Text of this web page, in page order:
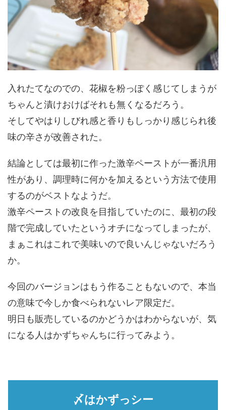
入れたてなのでの、花椒を粉っぽく感じてしまうが
ちゃんと漬けおけばそれも無くなるだろう。
そしてやはりしびれ感と香りもしっかり感じられ後
味の辛さが改善された。
結論としては最初に作った激辛ペーストが一番汎用
性があり、調理時に何かを加えるという方法で使用
するのがベストなようだ。
激辛ペーストの改良を目指していたのに、最初の段
階で完成していたというオチになってしまったが、
まぁこれはこれで美味いので良いんじゃないだろう
か。
今回のバージョンはもう作ることもないので、本当
の意味で今しか食べられないレア限定だ。
明日も販売しているのかどうかはわからないが、気
になる人はかずちゃんちに行ってみよう。
〆はかずっシー